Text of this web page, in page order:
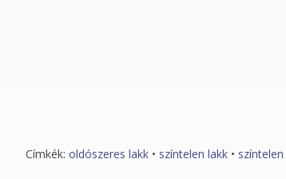
Címkék: oldószeres lakk • színtelen lakk •